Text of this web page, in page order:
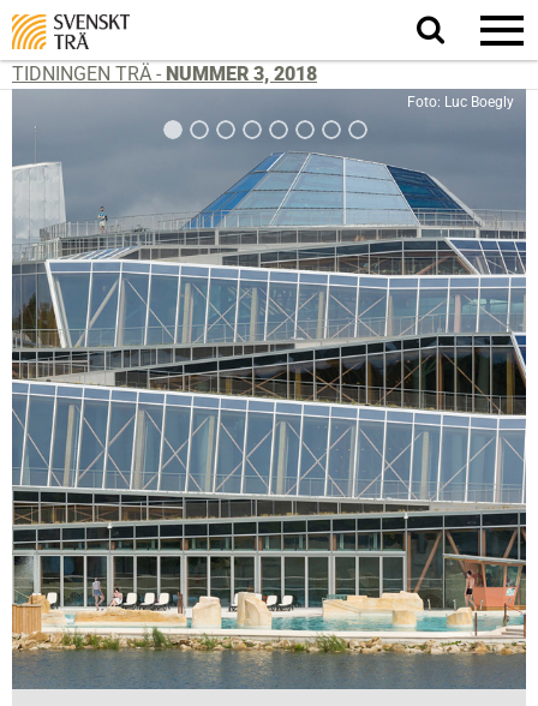
Sök
på
TIDNINGEN TRÄ - NUMMER 3, 2018
Foto: Luc Boegly